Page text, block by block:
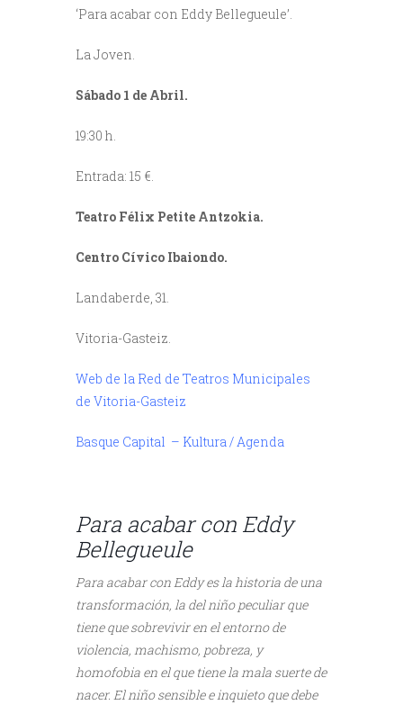
‘Para acabar con Eddy Bellegueule’.
La Joven.
Sábado 1 de Abril.
19:30 h.
Entrada: 15 €.
Teatro Félix Petite Antzokia.
Centro Cívico Ibaiondo.
Landaberde, 31.
Vitoria-Gasteiz.
Web de la Red de Teatros Municipales
de Vitoria-Gasteiz
Basque Capital – Kultura / Agenda
Para acabar con Eddy
Bellegueule
Para acabar con Eddy es la historia de una
transformación, la del niño peculiar que
tiene que sobrevivir en el entorno de
violencia, machismo, pobreza, y
homofobia en el que tiene la mala suerte de
nacer. El niño sensible e inquieto que debe